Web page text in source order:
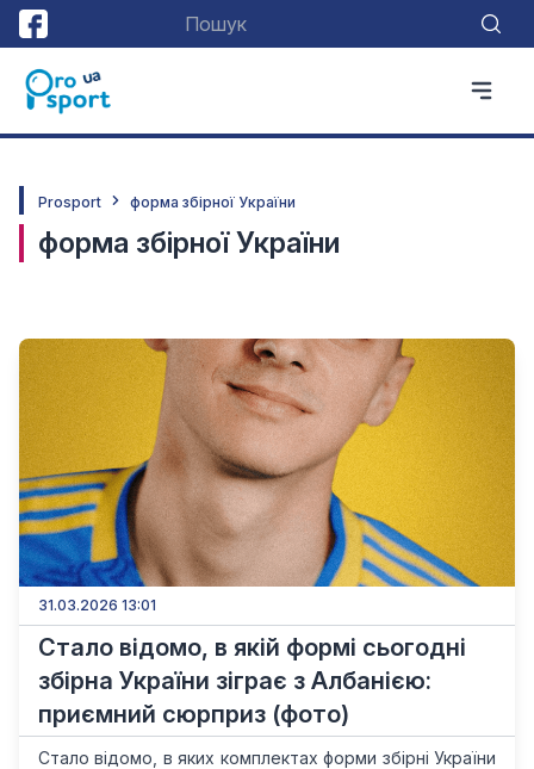
Prosport форма збірної України
форма збірної України
31.03.2026 13:01
Стало відомо, в якій формі сьогодні
збірна України зіграє з Албанією:
приємний сюрприз (фото)
Стало відомо, в яких комплектах форми збірні України